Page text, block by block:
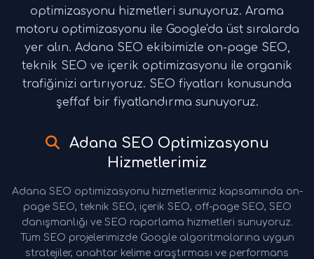
optimizasyonu hizmetleri sunuyoruz. Arama
motoru optimizasyonu ile Google'da üst sıralarda
yer alın. Adana SEO ekibimizle on-page SEO,
teknik SEO ve içerik optimizasyonu ile organik
trafiğinizi artırıyoruz. SEO fiyatları konusunda
şeffaf bir fiyatlandırma sunuyoruz.
Adana SEO Optimizasyonu
Hizmetlerimiz
Adana SEO optimizasyonu hizmetlerimiz kapsamında on-
page SEO, teknik SEO, içerik SEO, off-page SEO, SEO
danışmanlığı ve SEO raporlama hizmetleri sunuyoruz.
Tüm SEO projelerimizde Google algoritmalarına uygun
stratejiler, anahtar kelime araştırması ve performans